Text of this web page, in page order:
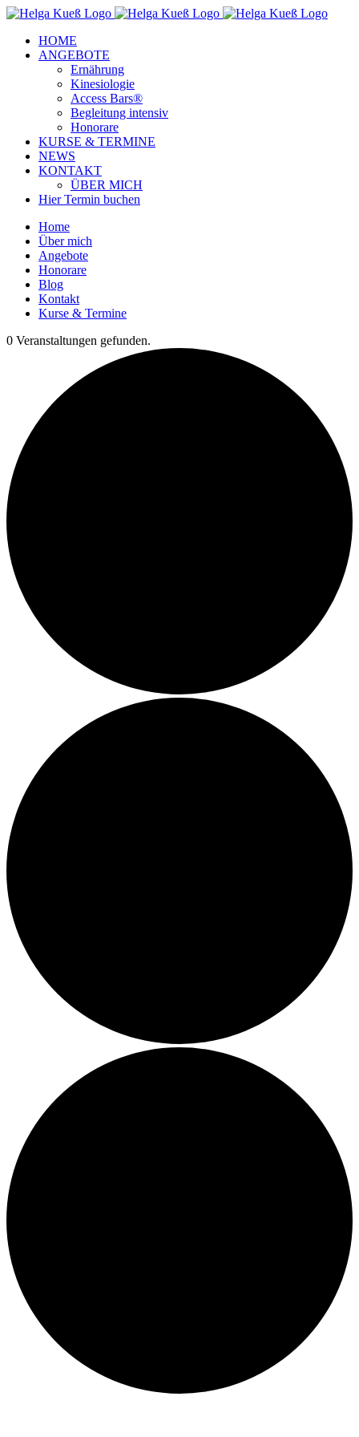
Zum
springen
Facebook
Instagram
YouTube
HOME
ANGEBOTE
Ernährung
Kinesiologie
Access Bars®
Begleitung intensiv
Honorare
KURSE & TERMINE
NEWS
KONTAKT
ÜBER MICH
Hier Termin buchen
Home
Über mich
Angebote
Honorare
Blog
Kontakt
Kurse & Termine
0 Veranstaltungen gefunden.